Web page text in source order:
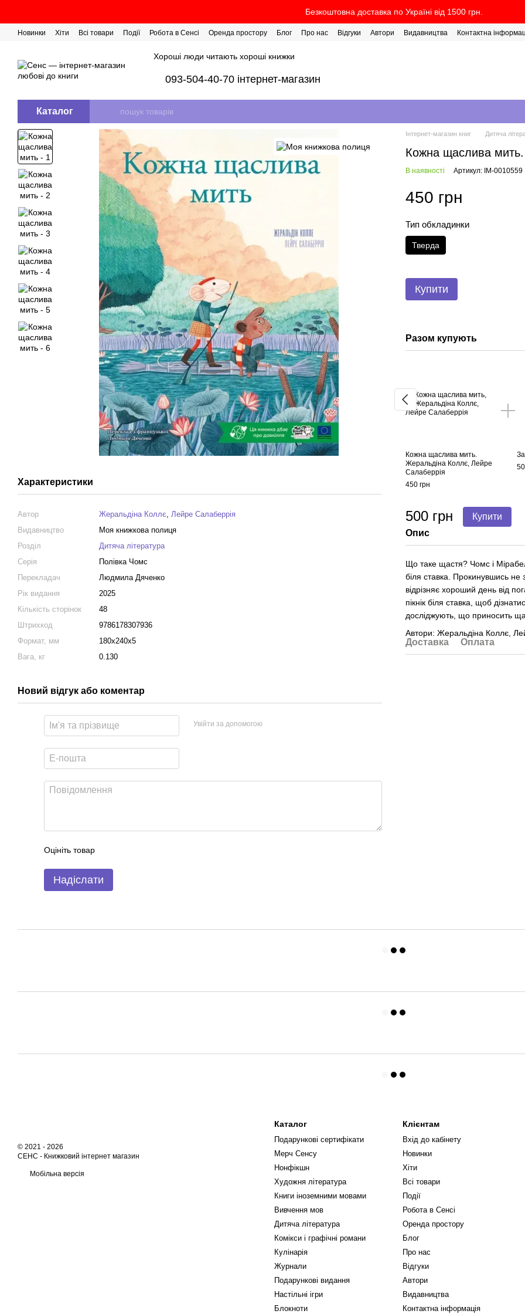
Безкоштовна доставка по Україні від 1500 грн.
Новинки Хіти Всі товари Події Робота в Сенсі Оренда простору Блог Про нас Відгуки Автори Видавництва Контактна
Хороші люди читають хороші книжки
093-504-40-70 інтернет-магазин
Каталог
Характеристики
Автор Жеральдіна Коллє, Лейре Салаберрія
Видавництво
Моя книжкова полиця
Розділ
Дитяча література
Серія
Полівка Чомс
Перекладач
Людмила Дяченко
Рік видання
2025
Кількість сторінок
48
Штрихкод
9786178307936
Формат, мм
180x240x5
Вага, кг
0.130
Новий відгук або коментар
Увійти за допомогою
Оцініть товар
Надіслати
Інтернет-магазин книг Дитяча
Кожна щаслива
В наявності Артикул: IM-0010559
450 грн
Тип обкладинки
Тверда
Купити
Разом купують
Кожна щаслива мить.
Жеральдіна Коллє, Лейре
Салаберрія
450 грн
500 грн Купити
Опис
Що таке щастя? Чомс і
біля ставка. Прокинувшись
відрізняє хороший день від
пікнік біля ставка, щоб
досліджують, що приносить
Автори: Жеральдіна Коллє,
Доставка Оплата
© 2021 - 2026
СЕНС - Книжковий інтернет магазин
Мобільна версія
Каталог
Подарункові сертифікати
Мерч Сенсу
Нонфікшн
Художня література
Книги іноземними мовами
Вивчення мов
Дитяча література
Комікси і графічні романи
Кулінарія
Журнали
Подарункові видання
Настільні ігри
Блокноти
Клієнтам
Вхід до кабінету
Новинки
Хіти
Всі товари
Події
Робота в Сенсі
Оренда простору
Блог
Про нас
Відгуки
Автори
Видавництва
Контактна інформація